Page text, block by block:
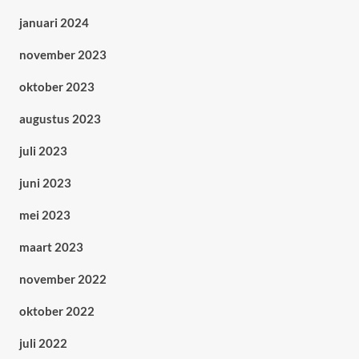
januari 2024
november 2023
oktober 2023
augustus 2023
juli 2023
juni 2023
mei 2023
maart 2023
november 2022
oktober 2022
juli 2022